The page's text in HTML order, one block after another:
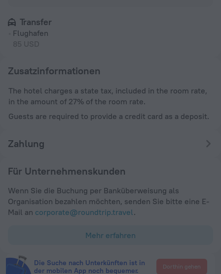
Transfer
Flughafen
85 USD
Zusatzinformationen
The hotel charges a state tax, included in the room rate,
in the amount of 27% of the room rate.
Guests are required to provide a credit card as a deposit.
Zahlung
Für Unternehmenskunden
Wenn Sie die Buchung per Banküberweisung als
Organisation bezahlen möchten, senden Sie bitte eine E-
Mail an corporate@roundtrip.travel .
Mehr erfahren
Die Suche nach Unterkünften ist in
der mobilen App noch bequemer.
Dorthin gehen